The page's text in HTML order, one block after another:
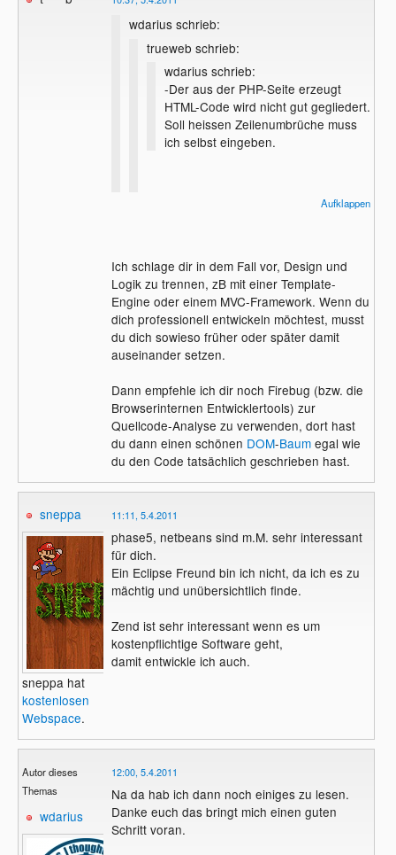
wdarius schrieb:
trueweb schrieb:
wdarius schrieb:
-Der aus der PHP-Seite erzeugt
HTML-Code wird nicht gut gegliedert.
Soll heissen Zeilenumbrüche muss
ich selbst eingeben.
Wenn du über PHP Code ausgibst, ist
also kein Editor helfen ;)
verantwortlich bin. Nur hatte ich gehofft,
dass es so etwas gibt, dass die html
Struktur deuten kann und halt hier und da
ein "\n" oder so einsetzt, damit man die
html Seite noch lesen kann. Die Hoffung
stirb ja zuletzt
.
Aufklappen
Ich schlage dir in dem Fall vor, Design und
Logik zu trennen, zB mit einer Template-
Engine oder einem MVC-Framework. Wenn du
dich professionell entwickeln möchtest, musst
du dich sowieso früher oder später damit
auseinander setzen.
Dann empfehle ich dir noch Firebug (bzw. die
Browserinternen Entwicklertools) zur
Quellcode-Analyse zu verwenden, dort hast
du dann einen schönen DOM-Baumegal wie
du den Code tatsächlich geschrieben hast.
sneppa
sneppa hat
kostenlosen
Webspace.
11:11, 5.4.2011
phase5, netbeans sind m.M. sehr interessant
für dich.
Ein Eclipse Freund bin ich nicht, da ich es zu
mächtig und unübersichtlich finde.
Zend ist sehr interessant wenn es um
kostenpflichtige Software geht,
damit entwickle ich auch.
Autor dieses
Themas
wdarius
12:00, 5.4.2011
Na da hab ich dann noch einiges zu lesen.
Danke euch das bringt mich einen guten
Schritt voran.